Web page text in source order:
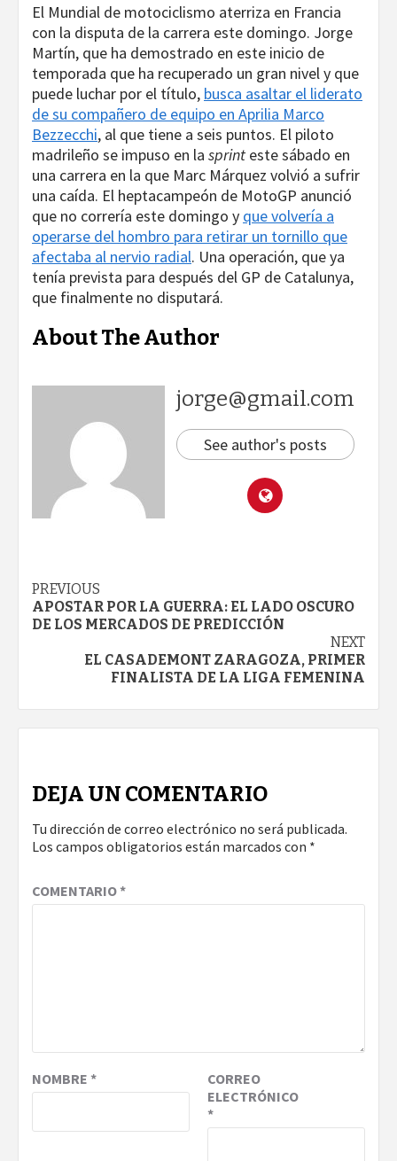
El Mundial de motociclismo aterriza en Francia
con la disputa de la carrera este domingo. Jorge
Martín, que ha demostrado en este inicio de
temporada que ha recuperado un gran nivel y que
puede luchar por el título, busca asaltar el liderato
de su compañero de equipo en Aprilia Marco
Bezzecchi, al que tiene a seis puntos. El piloto
madrileño se impuso en la sprint este sábado en
una carrera en la que Marc Márquez volvió a sufrir
una caída. El heptacampeón de MotoGP anunció
que no correría este domingo y que volvería a
operarse del hombro para retirar un tornillo que
afectaba al nervio radial. Una operación, que ya
tenía prevista para después del GP de Catalunya,
que finalmente no disputará.
About The Author
jorge@gmail.com
See author's posts
Continue
Reading
PREVIOUS
APOSTAR POR LA GUERRA: EL LADO OSCURO
DE LOS MERCADOS DE PREDICCIÓN
NEXT
EL CASADEMONT ZARAGOZA, PRIMER
FINALISTA DE LA LIGA FEMENINA
DEJA UN COMENTARIO
Tu dirección de correo electrónico no será publicada.
Los campos obligatorios están marcados con *
COMENTARIO*
NOMBRE *
CORREO
ELECTRÓNICO
*